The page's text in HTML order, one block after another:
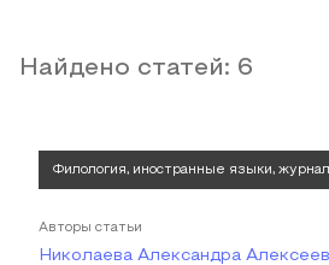
Найдено статей: 6
Филология, иностранные языки,
Авторы статьи
Николаева Александра